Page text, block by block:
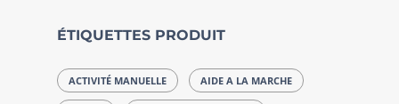
ÉTIQUETTES PRODUIT
ACTIVITÉ MANUELLE AIDE A LA MARCHE